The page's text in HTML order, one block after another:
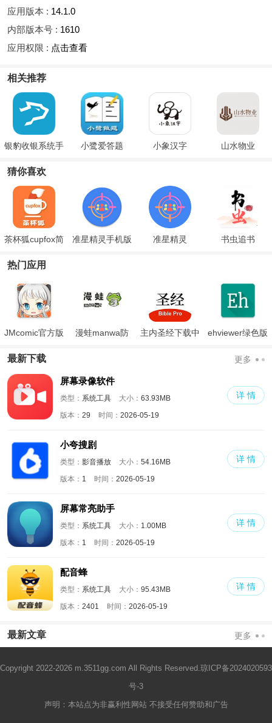
应用版本 : 14.1.0
内部版本号 : 1610
应用权限 : 点击查看
相关推荐
银豹收银系统手
小鹭爱答题 小象汉字 山水物业
猜你喜欢
茶杯狐cupfox简
准星精灵手机版 准星精灵 书虫追书
热门应用
JMcomic官方版
漫蛙manwa防
主内圣经下载中
ehviewer绿色版
最新下载 更多
屏幕录像软件
类型： 系统工具 大小： 63.93MB
版本： 29 时间： 2026-05-19
详 情
小夸搜剧
类型： 影音播放 大小： 54.16MB
版本： 1 时间： 2026-05-19
详 情
屏幕常亮助手
类型： 系统工具 大小： 1.00MB
版本： 1 时间： 2026-05-19
详 情
配音蜂
类型： 系统工具 大小： 95.43MB
版本： 2401 时间： 2026-05-19
详 情
最新文章 更多
Copyright 2022-2026 m.3511gg.com All Rights Reserved. 琼ICP备2024020593
号-3
声明：本站点为非赢利性网站 不接受任何赞助和广告